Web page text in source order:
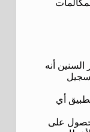
السنين أنه
أي
على